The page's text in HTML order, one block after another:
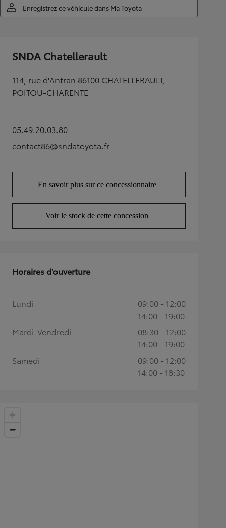
Enregistrez ce véhicule dans Ma Toyota
SNDA Chatellerault
114, rue d'Antran 86100 CHATELLERAULT,
POITOU-CHARENTE
05.49.20.03.80(Opens in new tab)
contact86@sndatoyota.fr
(Opens in new tab)
En savoir plus sur ce concessionnaire
(Opens in new tab)
Voir le stock de cette concession
(Opens in new tab)
Horaires d'ouverture
Lundi
09:00 - 12:00
14:00 - 19:00
Mardi-Vendredi
08:30 - 12:00
14:00 - 19:00
Samedi
09:00 - 12:00
14:00 - 18:30